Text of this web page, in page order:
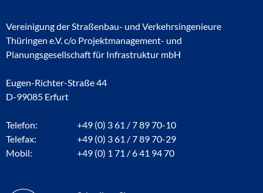
Vereinigung der Straßenbau- und Verkehrsingenieure
Thüringen e.V. c/o Projektmanagement- und
Planungsgesellschaft für Infrastruktur mbH
Eugen-Richter-Straße 44
D-99085 Erfurt
Telefon:
+49 (0) 3 61 / 7 89 70-10
Telefax:
+49 (0) 3 61 / 7 89 70-29
Mobil:
+49 (0) 1 71 / 6 41 94 70